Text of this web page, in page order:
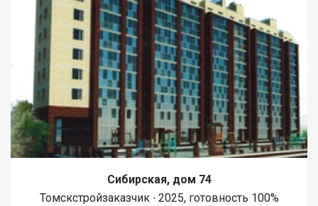
Сибирская, дом 74
Томскстройзаказчик ∙ 2025, готовность 100%